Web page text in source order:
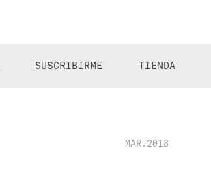
SUSCRIBIRME TIENDA
MAR.2018